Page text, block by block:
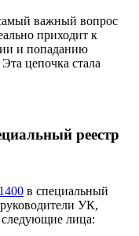
важный вопрос
приходит к
и попаданию
цепочка стала
реестр
в специальный
УК,
следующие лица: